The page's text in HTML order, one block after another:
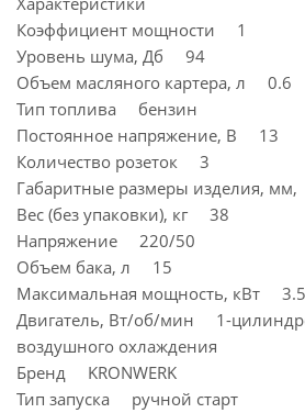
Коэффициент мощности 1
Уровень шума, Дб 94
Объем масляного картера, л 0.6
Тип топлива бензин
Постоянное напряжение, В 13
Количество розеток 3
Габаритные размеры изделия,
Вес (без упаковки), кг 38
Напряжение 220/50
Объем бака, л 15
Максимальная мощность, кВт 3.5
Двигатель, Вт/об/мин 1-
воздушного охлаждения
Бренд KRONWERK
Тип запуска ручной старт